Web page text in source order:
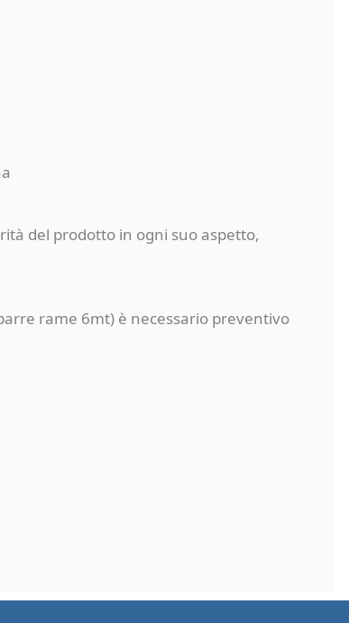
del prodotto in ogni suo aspetto,
rame 6mt) è necessario preventivo